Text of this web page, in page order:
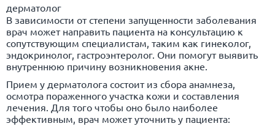
дерматолог
В зависимости от степени запущенности заболевания
врач может направить пациента на консультацию к
сопутствующим специалистам, таким как гинеколог,
эндокринолог, гастроэнтеролог. Они помогут выявить
внутреннюю причину возникновения акне.
Прием у дерматолога состоит из сбора анамнеза,
осмотра пораженного участка кожи и составления
лечения. Для того чтобы оно было наиболее
эффективным, врач может уточнить у пациента: